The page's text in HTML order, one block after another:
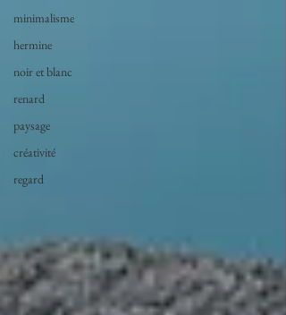
minimalisme
hermine
noir et blanc
renard
paysage
créativité
regard